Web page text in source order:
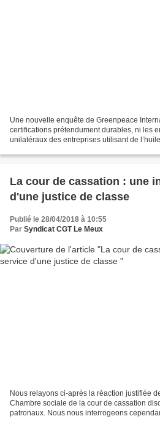
Une nouvelle enquête de Greenpeace
certifications prétendument durables, ni les
unilatéraux des entreprises utilisant de
La cour de cassation : une
d'une justice de classe
Publié le 28/04/2018 à 10:55
Par Syndicat CGT Le Meux
Nous relayons ci-après la réaction justifiée
Chambre sociale de la cour de cassation
patronaux. Nous nous interrogeons